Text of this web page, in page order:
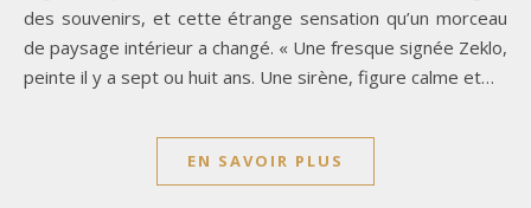
des souvenirs, et cette étrange sensation qu’un morceau
de paysage intérieur a changé. « Une fresque signée Zeklo,
peinte il y a sept ou huit ans. Une sirène, figure calme et…
EN SAVOIR PLUS